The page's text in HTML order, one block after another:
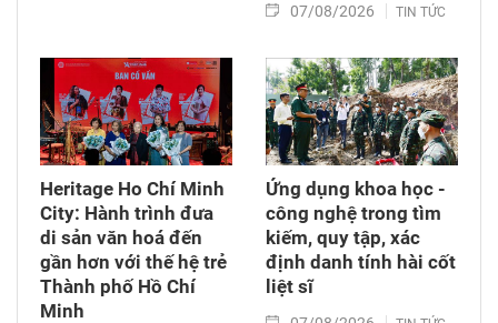
07/08/2026 TIN TỨC
Heritage Ho Chí Minh
City: Hành trình đưa
di sản văn hoá đến
gần hơn với thế hệ trẻ
Thành phố Hồ Chí
Minh
Ứng dụng khoa học -
công nghệ trong tìm
kiếm, quy tập, xác
định danh tính hài cốt
liệt sĩ